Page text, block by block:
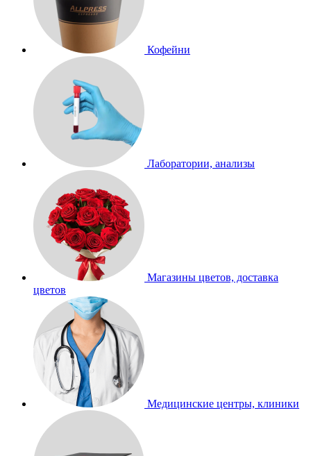
Кофейни
Лаборатории, анализы
Магазины цветов, доставка
цветов
Медицинские центры, клиники